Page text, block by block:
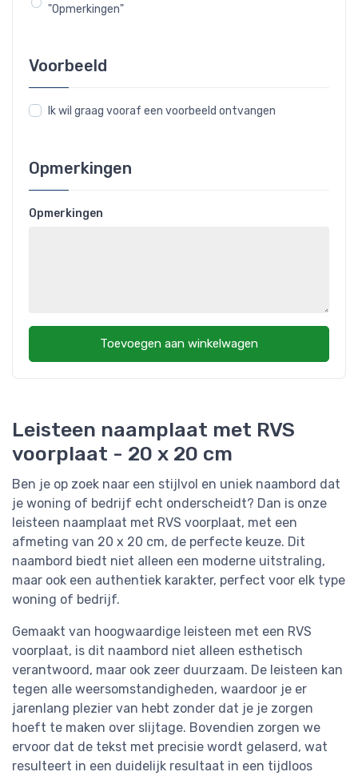
Leisteen naamplaat met RVS
voorplaat - 20 x 20 cm
Ben je op zoek naar een stijlvol en uniek naambord dat
je woning of bedrijf echt onderscheidt? Dan is onze
leisteen naamplaat met RVS voorplaat, met een
afmeting van 20 x 20 cm, de perfecte keuze. Dit
naambord biedt niet alleen een moderne uitstraling,
maar ook een authentiek karakter, perfect voor elk type
woning of bedrijf.
Gemaakt van hoogwaardige leisteen met een RVS
voorplaat, is dit naambord niet alleen esthetisch
verantwoord, maar ook zeer duurzaam. De leisteen kan
tegen alle weersomstandigheden, waardoor je er
jarenlang plezier van hebt zonder dat je je zorgen
hoeft te maken over slijtage. Bovendien zorgen we
ervoor dat de tekst met precisie wordt gelaserd, wat
resulteert in een duidelijk resultaat in een tijdloos
"Opmerkingen"
Voorbeeld
Ik wil graag vooraf een voorbeeld ontvangen
Opmerkingen
Opmerkingen
Toevoegen aan winkelwagen